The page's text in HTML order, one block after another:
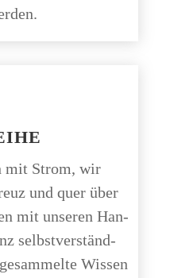
mit Strom, wir
und quer über
mit unse­ren Han­
selbst­ver­ständ­
Wis­sen